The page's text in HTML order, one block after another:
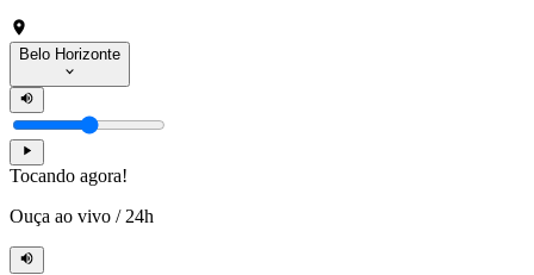
Belo Horizonte
Tocando agora!
Ouça ao vivo / 24h